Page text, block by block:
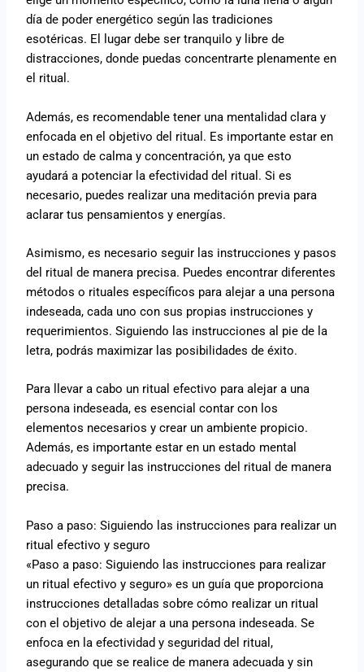
día de poder energético según las tradiciones
esotéricas. El lugar debe ser tranquilo y libre de
distracciones, donde puedas concentrarte plenamente en
el ritual.
Además, es recomendable tener una mentalidad clara y
enfocada en el objetivo del ritual. Es importante estar en
un estado de calma y concentración, ya que esto
ayudará a potenciar la efectividad del ritual. Si es
necesario, puedes realizar una meditación previa para
aclarar tus pensamientos y energías.
Asimismo, es necesario seguir las instrucciones y pasos
del ritual de manera precisa. Puedes encontrar diferentes
métodos o rituales específicos para alejar a una persona
indeseada, cada uno con sus propias instrucciones y
requerimientos. Siguiendo las instrucciones al pie de la
letra, podrás maximizar las posibilidades de éxito.
Para llevar a cabo un ritual efectivo para alejar a una
persona indeseada, es esencial contar con los
elementos necesarios y crear un ambiente propicio.
Además, es importante estar en un estado mental
adecuado y seguir las instrucciones del ritual de manera
precisa.
Paso a paso: Siguiendo las instrucciones para realizar un
ritual efectivo y seguro
«Paso a paso: Siguiendo las instrucciones para realizar
un ritual efectivo y seguro» es un guía que proporciona
instrucciones detalladas sobre cómo realizar un ritual
con el objetivo de alejar a una persona indeseada. Se
enfoca en la efectividad y seguridad del ritual,
asegurando que se realice de manera adecuada y sin